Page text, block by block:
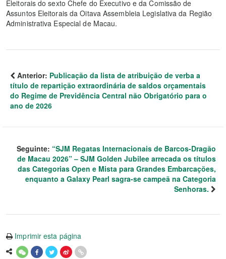
Eleitorais do sexto Chefe do Executivo e da Comissão de
Assuntos Eleitorais da Oitava Assembleia Legislativa da Região
Administrativa Especial de Macau.
Anterior: Publicação da lista de atribuição de verba a
título de repartição extraordinária de saldos orçamentais
do Regime de Previdência Central não Obrigatório para o
ano de 2026
Seguinte: “SJM Regatas Internacionais de Barcos-Dragão
de Macau 2026” – SJM Golden Jubilee arrecada os títulos
das Categorias Open e Mista para Grandes Embarcações,
enquanto a Galaxy Pearl sagra-se campeã na Categoria
Senhoras.
Imprimir esta página